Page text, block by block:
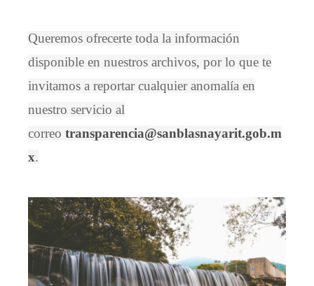
Queremos ofrecerte toda la información
disponible en nuestros archivos, por lo que te
invitamos a reportar cualquier anomalía en
nuestro servicio al
correo transparencia@sanblasnayarit.gob.m
x.